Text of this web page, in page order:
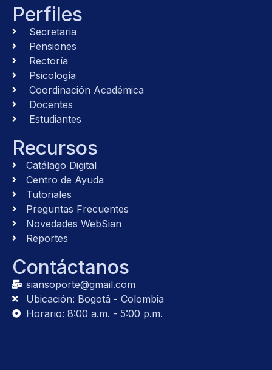
Perfiles
Secretaria
Pensiones
Rectoría
Psicología
Coordinación Académica
Docentes
Estudiantes
Recursos
Catálago Digital
Centro de Ayuda
Tutoriales
Preguntas Frecuentes
Novedades WebSian
Reportes
Contáctanos
siansoporte@gmail.com
Ubicación: Bogotá - Colombia
Horario: 8:00 a.m. - 5:00 p.m.